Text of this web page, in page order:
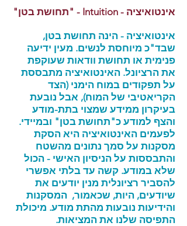
אינטואיציה - Intuition - "תחושת בטן"
אינטואיציה - הינה תחושת בטן,
שבד"כ מיוחסת לנשים. מעין ידיעה
פנימית או תחושת וודאות שעוקפת
את הרציונל. האינטואיציה מתבססת
על תפקודים במוח הימני (הצד
הקריאטיבי של המוח), אבל נובעת
בעיקרון ממידע שמצוי בתת-מודע
והצף למודע כ"תחושת בטן" ובמיידי.
לפעמים האינטואיציה היא הסקת
מסקנות על סמך נתונים מהשטח
והתבססות על הניסיון האישי - הכול
שלא במודע. קשה עד בלתי אפשרי
להסביר רציונלית מנין יודעים את
שיודעים, היות, שכאמור, המסקנות
והידיעות נובעות מהתת מודע. מיכולת
התפיסה שלנו את המציאות.